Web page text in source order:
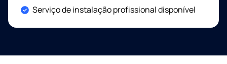
Included:
Serviço de instalação profissional disponível